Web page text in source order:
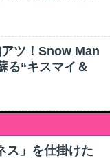
ツ！Snow Man
る“キスマイ＆
ス」を仕掛けた